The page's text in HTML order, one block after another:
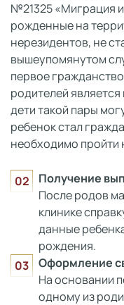
№21325 «Миграция
рожденные на
нерезидентов, не
вышеупомянутом
первое
родителей
дети такой пары
ребенок стал
необходимо пройти
Получение
После родов
клинике
данные
рождения.
Оформление
На основании
одному из